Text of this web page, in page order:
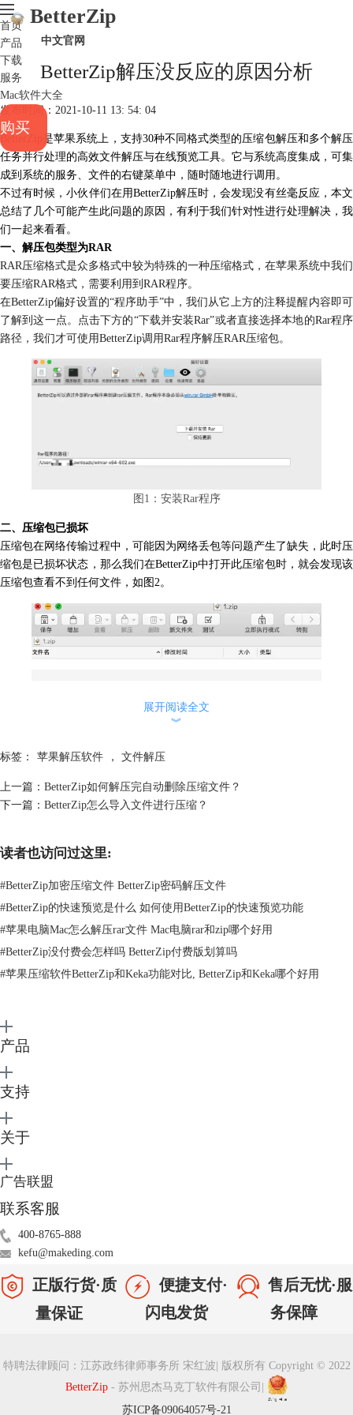
BetterZip
中文官网
首页
产品
下载
服务
Mac软件大全
购买
BetterZip解压没反应的原因分析
发布时间：2021-10-11 13: 54: 04
BetterZip是苹果系统上，支持30种不同格式类型的压缩包解压和多个解压
任务并行处理的高效文件解压与在线预览工具。它与系统高度集成，可集
成到系统的服务、文件的右键菜单中，随时随地进行调用。
不过有时候，小伙伴们在用BetterZip解压时，会发现没有丝毫反应，本文
总结了几个可能产生此问题的原因，有利于我们针对性进行处理解决，我
们一起来看看。
一、解压包类型为RAR
RAR压缩格式是众多格式中较为特殊的一种压缩格式，在苹果系统中我们
要压缩RAR格式，需要利用到RAR程序。
在BetterZip偏好设置的“程序助手”中，我们从它上方的注释提醒内容即可
了解到这一点。点击下方的“下载并安装Rar”或者直接选择本地的Rar程序
路径，我们才可使用BetterZip调用Rar程序解压RAR压缩包。
图1：安装Rar程序
二、压缩包已损坏
压缩包在网络传输过程中，可能因为网络丢包等问题产生了缺失，此时压
缩包是已损坏状态，那么我们在BetterZip中打开此压缩包时，就会发现该
压缩包查看不到任何文件，如图2。
图2：损坏的压缩包文件列表
BetterZip打开文件自动解压时，我们打开压缩文件就会发现没有丝毫反
如果我们在解压缩的预设设置中，设置了“如果目的地已经存在同名的项
目”，文件和文件夹进行“跳过”，如下图4。则当解压路径下有同名文件
时，我们会发现解压该压缩包没有反应，这是由于BetterZip自动帮我们进
行了跳过操作哦。
图4：跳过不解压同名文件
展开阅读全文
︾
标签： 苹果解压软件 ， 文件解压
上一篇： BetterZip如何解压完自动删除压缩文件？
下一篇： BetterZip怎么导入文件进行压缩？
读者也访问过这里:
#BetterZip加密压缩文件 BetterZip密码解压文件
#BetterZip的快速预览是什么 如何使用BetterZip的快速预览功能
#苹果电脑Mac怎么解压rar文件 Mac电脑rar和zip哪个好用
#BetterZip没付费会怎样吗 BetterZip付费版划算吗
#苹果压缩软件BetterZip和Keka功能对比, BetterZip和Keka哪个好用
产品
支持
关于
广告联盟
联系客服
400-8765-888
kefu@makeding.com
正版行货·质
量保证
便捷支付·
闪电发货
售后无忧·服
务保障
特聘法律顾问：江苏政纬律师事务所 宋红波
版权所有 Copyright © 2022
BetterZip - 苏州思杰马克丁软件有限公司
苏ICP备09064057号-21